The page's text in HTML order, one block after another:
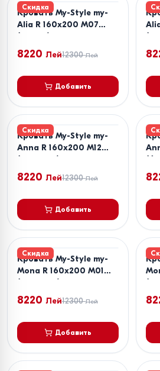
Скидка
Кровать My-Style my-
Alia R 160x200 M07
(Серый)
8220 Лей12300 Лей
Добавить
Скидка
Кровать My-Style my-
Anna R 160x200 M12
(Розовый)
8220 Лей12300 Лей
Добавить
Скидка
Кровать My-Style my-
Mona R 160x200 M01
(Бежевый)
8220 Лей12300 Лей
Добавить